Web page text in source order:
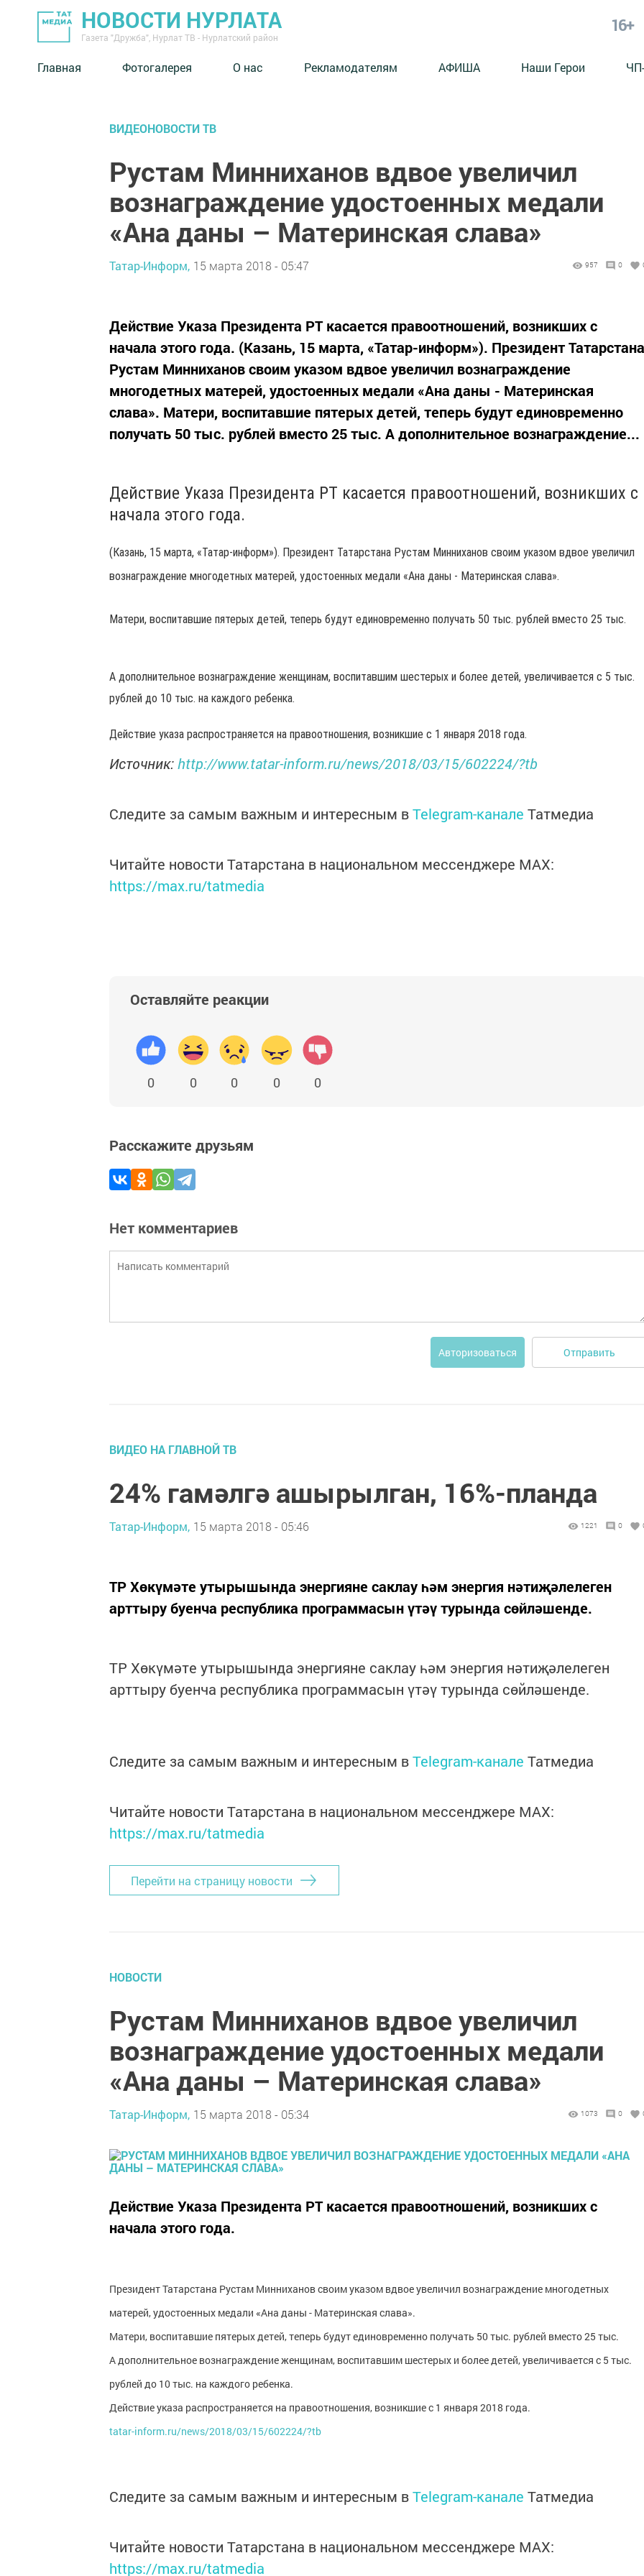
НОВОСТИ НУРЛАТА
Газета "Дружба", Нурлат ТВ - Нурлатский район
16+
Главная Фотогалерея О нас Рекламодателям АФИША Наши Герои
ВИДЕОНОВОСТИ ТВ
Рустам Минниханов вдвое увеличил
вознаграждение удостоенных медали
«Ана даны – Материнская слава»
Татар-Информ, 15 марта 2018 - 05:47 957 0
Действие Указа Президента РТ касается правоотношений, возникших с
начала этого года. (Казань, 15 марта, «Татар-информ»). Президент Татарстана
Рустам Минниханов своим указом вдвое увеличил вознаграждение
многодетных матерей, удостоенных медали «Ана даны - Материнская
слава». Матери, воспитавшие пятерых детей, теперь будут единовременно
получать 50 тыс. рублей вместо 25 тыс. А дополнительное вознаграждение...
Действие Указа Президента РТ касается правоотношений, возникших с
начала этого года.
(Казань, 15 марта, «Татар-информ»). Президент Татарстана Рустам Минниханов своим указом вдвое увеличил
вознаграждение многодетных матерей, удостоенных медали «Ана даны - Материнская слава».
Матери, воспитавшие пятерых детей, теперь будут единовременно получать 50 тыс. рублей вместо 25 тыс.
А дополнительное вознаграждение женщинам, воспитавшим шестерых и более детей, увеличивается с 5 тыс.
рублей до 10 тыс. на каждого ребенка.
Действие указа распространяется на правоотношения, возникшие с 1 января 2018 года.
Источник:http://www.tatar-inform.ru/news/2018/03/15/602224/?tb
Следите за самым важным и интересным вTelegram-канале Татмедиа
Читайте новости Татарстана в национальном мессенджере MАХ:
https://max.ru/tatmedia
Оставляйте реакции
0 0 0 0 0
Расскажите друзьям
Нет комментариев
Авторизоваться Отправить
ВИДЕО НА ГЛАВНОЙ ТВ
24% гамәлгә ашырылган, 16%-планда
Татар-Информ, 15 марта 2018 - 05:46 1221 0
ТР Хөкүмәте утырышында энергияне саклау һәм энергия нәтиҗәлелеген
арттыру буенча республика программасын үтәү турында сөйләшенде.
ТР Хөкүмәте утырышында энергияне саклау һәм энергия нәтиҗәлелеген
арттыру буенча республика программасын үтәү турында сөйләшенде.
Следите за самым важным и интересным вTelegram-канале Татмедиа
Читайте новости Татарстана в национальном мессенджере MАХ:
https://max.ru/tatmedia
Перейти на страницу новости
НОВОСТИ
Рустам Минниханов вдвое увеличил
вознаграждение удостоенных медали
«Ана даны – Материнская слава»
Татар-Информ, 15 марта 2018 - 05:34 1073 0
Действие Указа Президента РТ касается правоотношений, возникших с
начала этого года.
Президент Татарстана Рустам Минниханов своим указом вдвое увеличил вознаграждение многодетных
матерей, удостоенных медали «Ана даны - Материнская слава».
Матери, воспитавшие пятерых детей, теперь будут единовременно получать 50 тыс. рублей вместо 25 тыс.
А дополнительное вознаграждение женщинам, воспитавшим шестерых и более детей, увеличивается с 5 тыс.
рублей до 10 тыс. на каждого ребенка.
Действие указа распространяется на правоотношения, возникшие с 1 января 2018 года.
tatar-inform.ru/news/2018/03/15/602224/?tb
Следите за самым важным и интересным вTelegram-канале Татмедиа
Читайте новости Татарстана в национальном мессенджере MАХ:
https://max.ru/tatmedia